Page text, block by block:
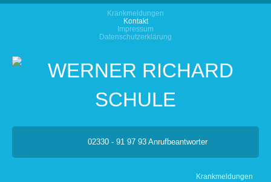
Krankmeldungen
Kontakt
Impressum
Datenschutzerklärung
02330 - 91 97 93 Anrufbeantworter
Krankmeldungen